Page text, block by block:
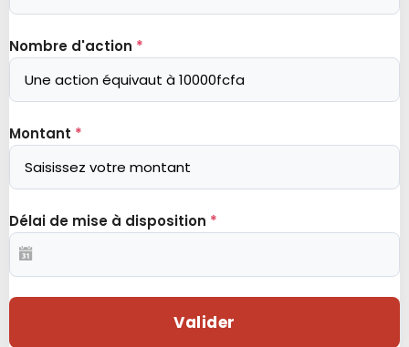
Nombre d'action *
Montant *
Délai de mise à disposition *
Valider